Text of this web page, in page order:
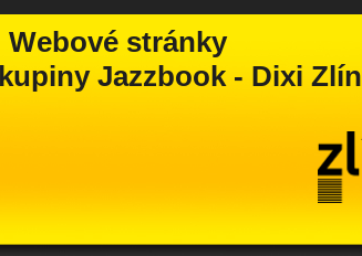
Webové stránky
Jazzbook - Dixi Zlín